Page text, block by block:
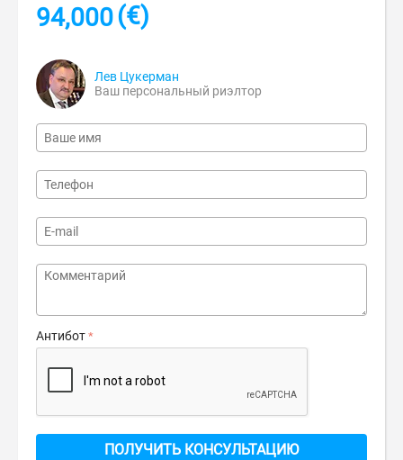
94,000(€)
Лев Цукерман
Ваш персональный риэлтор
Антибот
ПОЛУЧИТЬ КОНСУЛЬТАЦИЮ